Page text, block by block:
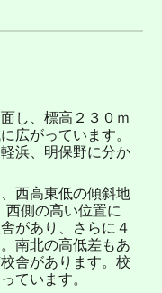
し、標高２３０ｍ
広がっています。
浜、明保野に分か
西高東低の傾斜地
西側の高い位置に
があり、さらに４
南北の高低差もあ
舎があります。校
ています。